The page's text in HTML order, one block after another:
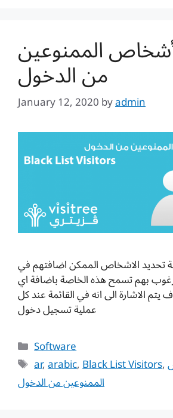
الممنوعين
من الدخول
January 12, 2020byadmin
تحديد الاشخاص الممكن اضافتهم في
مرغوب بهم تسمح هذه الخاصة باضافة اي
يتم الاشارة الى انه في القائمة عند كل
عملية تسجيل دخول
Categories
Software
Tags
ar,arabic,Black List Visitors,
الممنوعين من الدخول